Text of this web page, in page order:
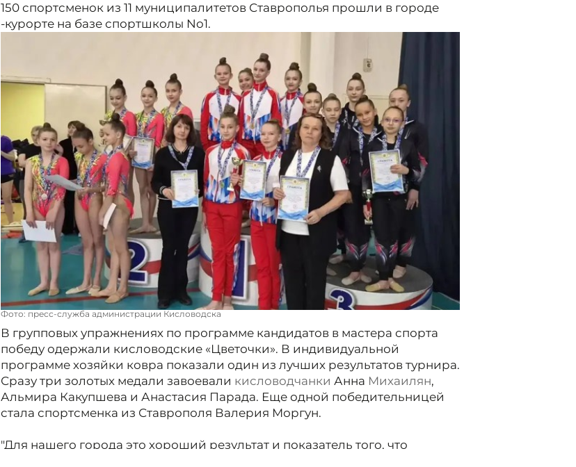
150 спортсменок из 11 муниципалитетов Ставрополья прошли в городе
-курорте на базе спортшколы No1.
Фото: пресс-служба администрации Кисловодска
В групповых упражнениях по программе кандидатов в мастера спорта
победу одержали кисловодские «Цветочки». В индивидуальной
программе хозяйки ковра показали один из лучших результатов турнира.
Сразу три золотых медали завоевали кисловодчанки Анна Михаилян,
Альмира Какупшева и Анастасия Парада. Еще одной победительницей
стала спортсменка из Ставрополя Валерия Моргун.
"Для нашего города это хороший результат и показатель того, что